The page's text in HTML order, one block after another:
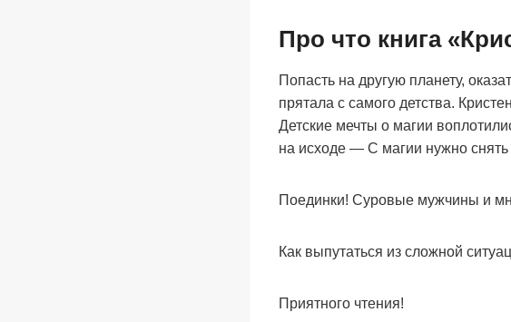
Про что книга
Попасть на другую планету,
прятала с самого детства.
Детские мечты о магии
на исходе — С магии нужно
Поединки! Суровые мужчины и
Как выпутаться из сложной
Приятного чтения!